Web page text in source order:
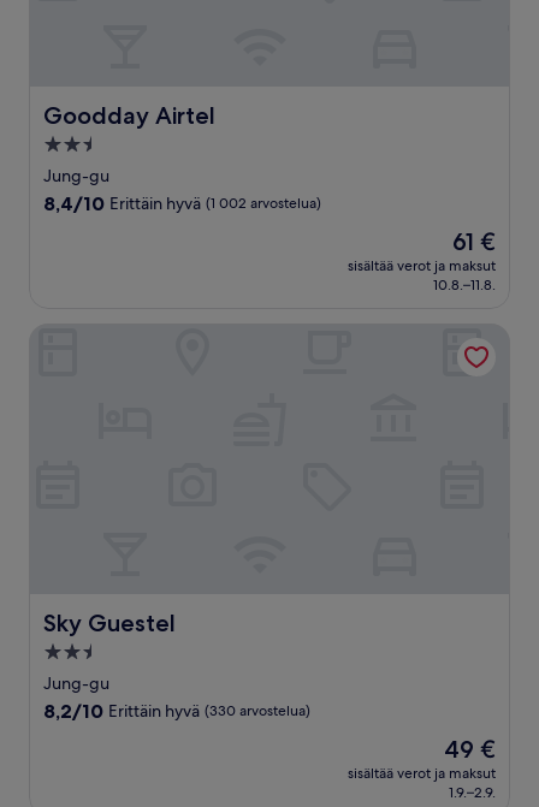
Goodday Airtel
Goodday Airtel
2.5
tähden
majoituspaikka
Jung-gu
8.4
arvostelua)
8,4/10 Erittäin hyvä (1 002 arvostelua)
Hinta
on
61 €
61 €
sisältää verot ja maksut
10.8.–11.8.
Sky Guestel
Sky Guestel
2.5
tähden
majoituspaikka
Jung-gu
8.2
8,2/10 Erittäin hyvä (330 arvostelua)
Hinta
on
49 €
49 €
sisältää verot ja maksut
1.9.–2.9.